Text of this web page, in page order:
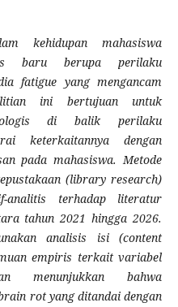
kehidupan mahasiswa
baru berupa perilaku
fatigue yang mengancam
ini bertujuan untuk
di balik perilaku
keterkaitannya dengan
pada mahasiswa. Metode
(library research)
analitis terhadap literatur
tahun 2021 hingga 2026.
analisis isi (content
empiris terkait variabel
menunjukkan bahwa
rot yang ditandai dengan